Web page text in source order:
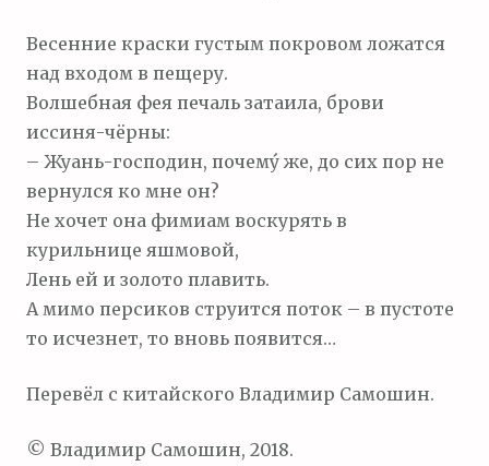
Весенние краски густым покровом ложатся
над входом в пещеру.
Волшебная фея печаль затаила, брови
иссиня-чёрны:
– Жуань-господин, почему́ же, до сих пор не
вернулся ко мне он?
Не хочет она фимиам воскурять в
курильнице яшмовой,
Лень ей и золото плавить.
А мимо персиков струится поток – в пустоте
то исчезнет, то вновь появится…
Перевёл с китайского Владимир Самошин.
© Владимир Самошин, 2018.